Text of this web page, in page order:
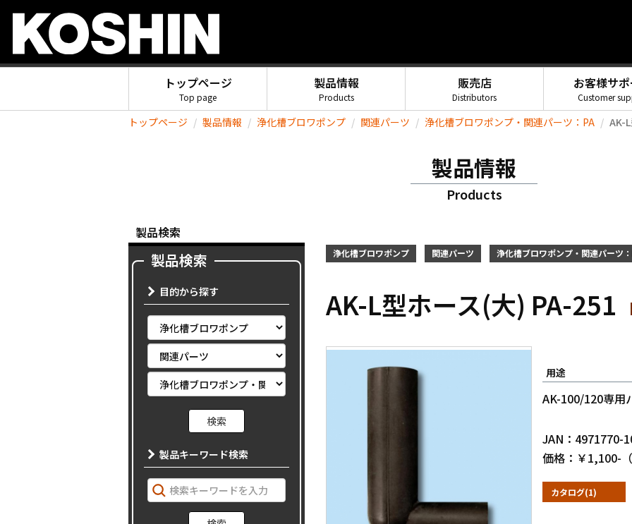
トップページ
Top page
製品情報
Products
販売店
Distributors
お客様サ
Customer
トップページ 製品情報 浄化槽ブロワポンプ 関連パーツ 浄化槽ブロワポンプ・関連パーツ：PA AK-
製品情報
Products
浄化槽ブロワポンプ 関連パーツ 浄化槽ブロワポンプ・関連パーツ
AK-L型ホース(大) PA-251
用途
AK-100/120専用
JAN：4971770-
価格：￥1,100-（
カタログ(1)
製品検索
製品検索
目的から探す
製品キーワード検索